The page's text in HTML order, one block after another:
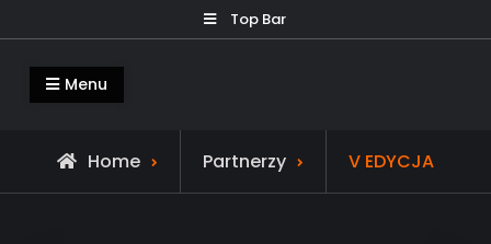
to
content
Top Bar
RYŚ – Nocny Rajd z Przygodami
Oficjalna Strona Nocnego Rajdu RYŚ
Menu
Home Partnerzy V EDYCJA